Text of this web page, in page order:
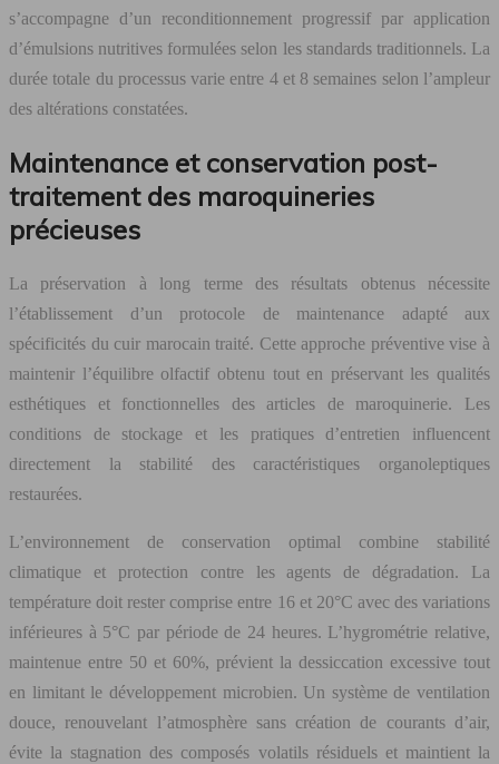
s’accompagne d’un reconditionnement progressif par application
d’émulsions nutritives formulées selon les standards traditionnels. La
durée totale du processus varie entre 4 et 8 semaines selon l’ampleur
des altérations constatées.
Maintenance et conservation post-
traitement des maroquineries
précieuses
La préservation à long terme des résultats obtenus nécessite
l’établissement d’un protocole de maintenance adapté aux
spécificités du cuir marocain traité. Cette approche préventive vise à
maintenir l’équilibre olfactif obtenu tout en préservant les qualités
esthétiques et fonctionnelles des articles de maroquinerie. Les
conditions de stockage et les pratiques d’entretien influencent
directement la stabilité des caractéristiques organoleptiques
restaurées.
L’environnement de conservation optimal combine stabilité
climatique et protection contre les agents de dégradation. La
température doit rester comprise entre 16 et 20°C avec des variations
inférieures à 5°C par période de 24 heures. L’hygrométrie relative,
maintenue entre 50 et 60%, prévient la dessiccation excessive tout
en limitant le développement microbien. Un système de ventilation
douce, renouvelant l’atmosphère sans création de courants d’air,
évite la stagnation des composés volatils résiduels et maintient la